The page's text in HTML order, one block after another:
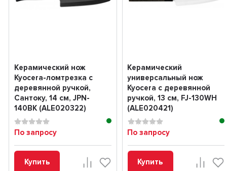
Керамический нож
Kyocera-ломтрезка с
деревянной ручкой,
Сантоку, 14 см, JPN-
140BK (ALE020322)
По запросу
Купить
Керамический
универсальный нож
Kyocera с деревянной
ручкой, 13 см, FJ-130WH
(ALE020421)
По запросу
Купить